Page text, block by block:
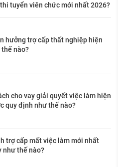
tuyển viên chức mới nhất 2026?
hưởng trợ cấp thất nghiệp hiện
nào?
cho vay giải quyết việc làm hiện
quy định như thế nào?
trợ cấp mất việc làm mới nhất
như thế nào?